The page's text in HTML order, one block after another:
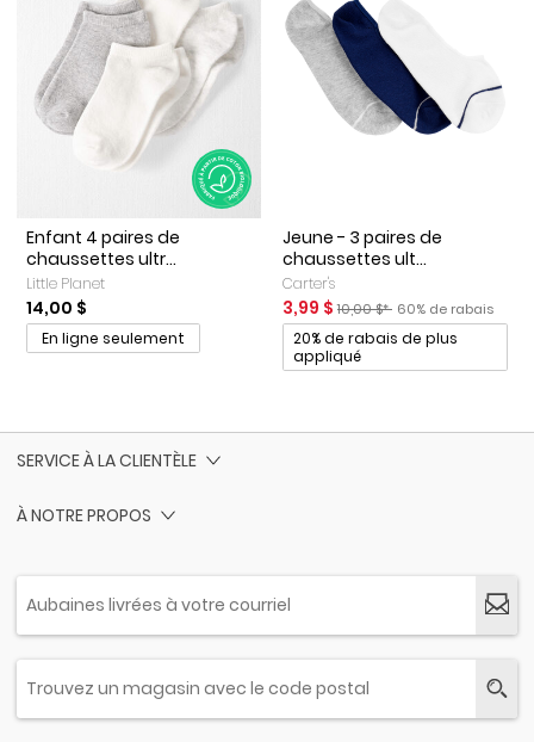
Enfant 4 paires de
chaussettes ultr...
Little Planet
14,00 $
En ligne seulement
Jeune - 3 paires de
chaussettes ult...
Carter's
Prix de solde
3,99 $Prix ​​de détail suggéré par le
10,00 $* Pourcentage de
60% de rabais
Promotions
20% de rabais de plus
appliqué
SERVICE À LA CLIENTÈLE
À NOTRE PROPOS